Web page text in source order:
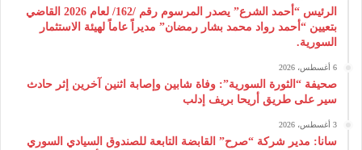
الرئيس “أحمد الشرع” يصدر المرسوم رقم /162/ لعام 2026 ‌القاضي
بتعيين “أحمد رواد محمد بشار رمضان” مديراً عاماً لهيئة ‌الاستثمار
السورية.
6 أغسطس، 2026
صحيفة “الثورة السورية”: وفاة شابين وإصابة اثنين آخرين إثر حادث
سير على طريق أريحا بريف إدلب
3 أغسطس، 2026
سانا: مدير شركة “صرح” القابضة التابعة للصندوق السيادي السوري